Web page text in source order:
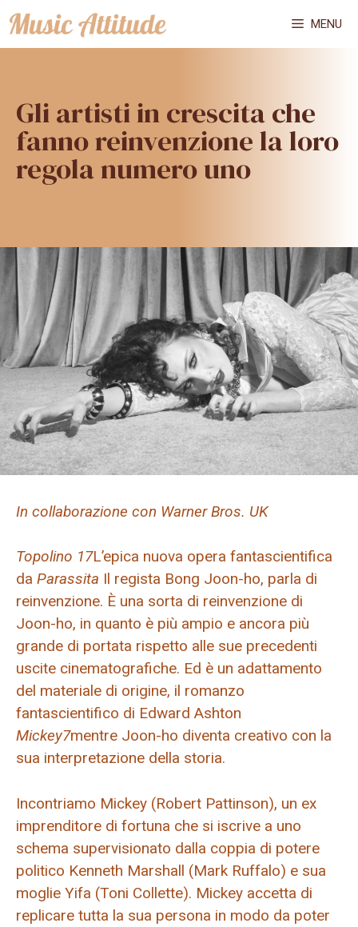
Vai
al
MENU
Gli artisti in crescita che
fanno reinvenzione la loro
regola numero uno
In collaborazione con Warner Bros. UK
Topolino 17L’epica nuova opera fantascientifica
da Parassita Il regista Bong Joon-ho, parla di
reinvenzione. È una sorta di reinvenzione di
Joon-ho, in quanto è più ampio e ancora più
grande di portata rispetto alle sue precedenti
uscite cinematografiche. Ed è un adattamento
del materiale di origine, il romanzo
fantascientifico di Edward Ashton
Mickey7mentre Joon-ho diventa creativo con la
sua interpretazione della storia.
Incontriamo Mickey (Robert Pattinson), un ex
imprenditore di fortuna che si iscrive a uno
schema supervisionato dalla coppia di potere
politico Kenneth Marshall (Mark Ruffalo) e sua
moglie Yifa (Toni Collette). Mickey accetta di
replicare tutta la sua persona in modo da poter